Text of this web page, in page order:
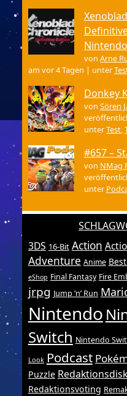
von Arne
am vor 4 Tagen | unter
Donkey
von Sören
unterTest,
#657 –
von NMag
unter
3DS 16-Bit Action
Adventure Anime
eShop Final Fantasy Fire
jrpg Jump ’n’ Run
Nintendo
Switch Nintendo
Look Podcast
Puzzle
Redaktionsvoting